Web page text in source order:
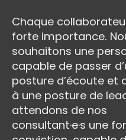
Chaque
forte importance.
souhaitons une
capable de passer
posture d’écoute et
à une posture de
attendons de nos
consultant·e·s une